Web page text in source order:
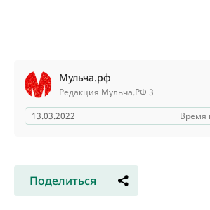
Мульча.рф
Редакция Мульча.РФ 3
13.03.2022
Время
Поделиться